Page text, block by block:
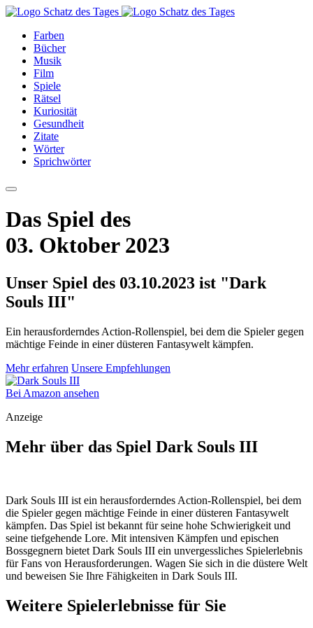
Farben
Bücher
Musik
Film
Spiele
Rätsel
Kuriosität
Gesundheit
Zitate
Wörter
Sprichwörter
Das Spiel des
03. Oktober 2023
Unser Spiel des 03.10.2023 ist "Dark
Souls III"
Ein herausforderndes Action-Rollenspiel, bei dem die Spieler gegen
mächtige Feinde in einer düsteren Fantasywelt kämpfen.
Mehr erfahren Unsere Empfehlungen
Bei Amazon ansehen
Anzeige
Mehr über das Spiel Dark Souls III
Dark Souls III ist ein herausforderndes Action-Rollenspiel, bei dem
die Spieler gegen mächtige Feinde in einer düsteren Fantasywelt
kämpfen. Das Spiel ist bekannt für seine hohe Schwierigkeit und
seine tiefgehende Lore. Mit intensiven Kämpfen und epischen
Bossgegnern bietet Dark Souls III ein unvergessliches Spielerlebnis
für Fans von Herausforderungen. Wagen Sie sich in die düstere Welt
und beweisen Sie Ihre Fähigkeiten in Dark Souls III.
Weitere Spielerlebnisse für Sie